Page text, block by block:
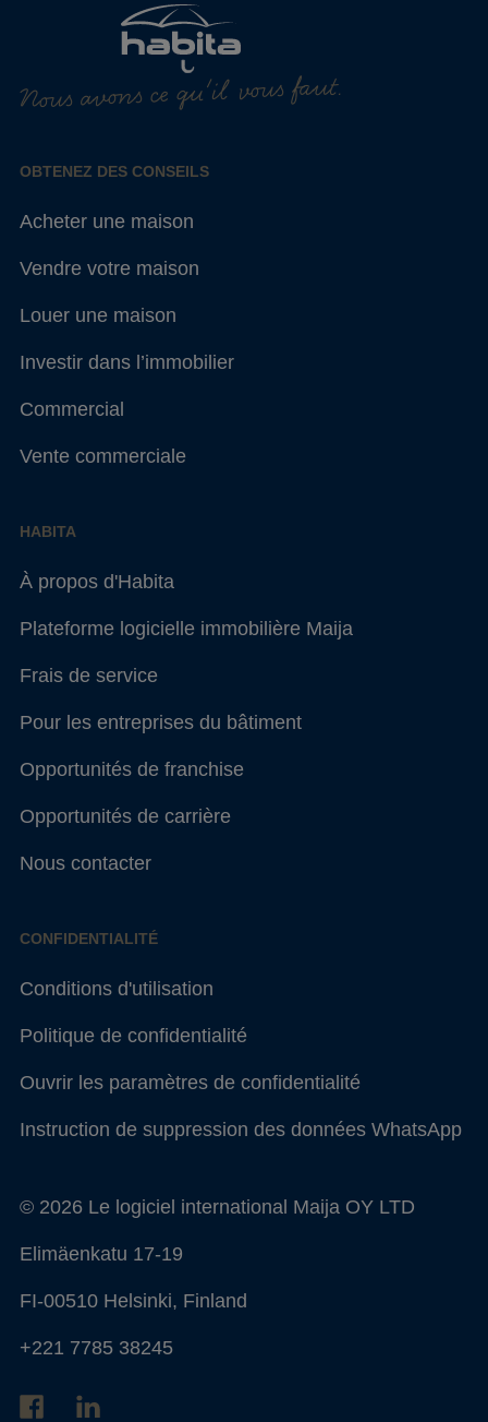
Nous avons ce qu'il vous faut.
OBTENEZ DES CONSEILS
Acheter une maison
Vendre votre maison
Louer une maison
Investir dans l’immobilier
Commercial
Vente commerciale
HABITA
À propos d'Habita
Plateforme logicielle immobilière Maija
Frais de service
Pour les entreprises du bâtiment
Opportunités de franchise
Opportunités de carrière
Nous contacter
CONFIDENTIALITÉ
Conditions d'utilisation
Politique de confidentialité
Ouvrir les paramètres de confidentialité
Instruction de suppression des données WhatsApp
© 2026 Le logiciel international Maija OY LTD
Elimäenkatu 17-19
FI-00510 Helsinki, Finland
+221 7785 38245